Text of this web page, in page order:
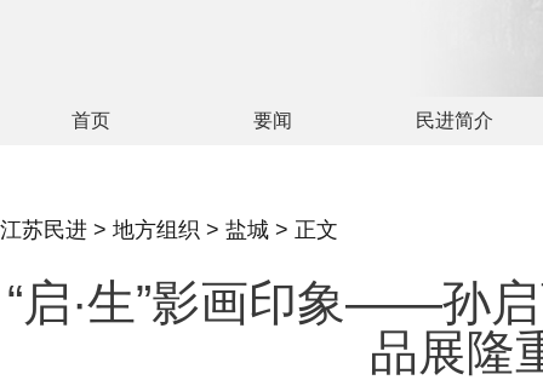
首页 要闻 民进简介
江苏民进 > 地方组织 > 盐城 > 正文
“启·生”影画印象——孙
品展隆